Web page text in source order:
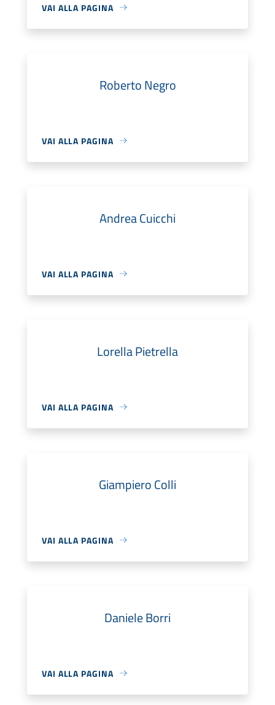
VAI ALLA PAGINA
Roberto Negro
VAI ALLA PAGINA
Andrea Cuicchi
VAI ALLA PAGINA
Lorella Pietrella
VAI ALLA PAGINA
Giampiero Colli
VAI ALLA PAGINA
Daniele Borri
VAI ALLA PAGINA